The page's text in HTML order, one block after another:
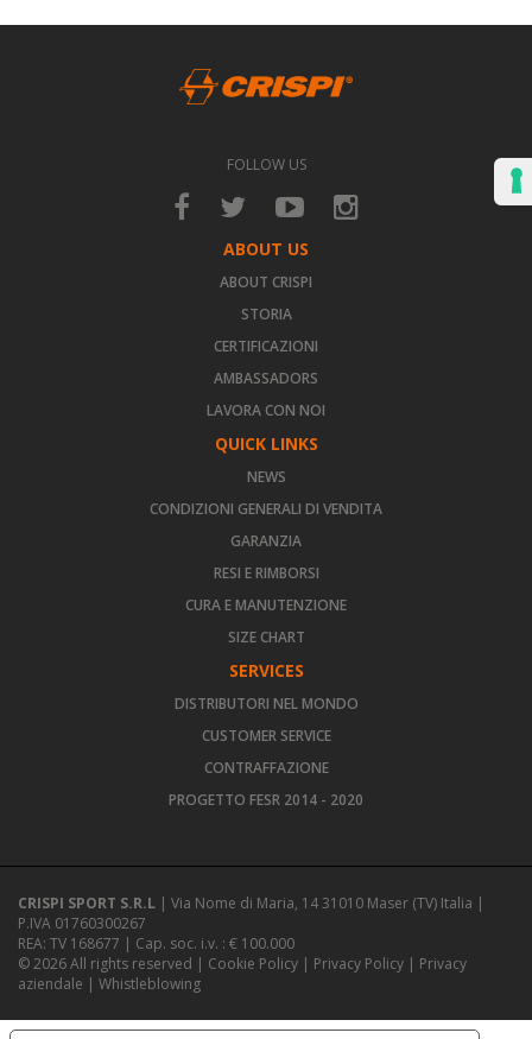
FOLLOW US
ABOUT US
ABOUT CRISPI
STORIA
CERTIFICAZIONI
AMBASSADORS
LAVORA CON NOI
QUICK LINKS
NEWS
CONDIZIONI GENERALI DI VENDITA
GARANZIA
RESI E RIMBORSI
CURA E MANUTENZIONE
SIZE CHART
SERVICES
DISTRIBUTORI NEL MONDO
CUSTOMER SERVICE
CONTRAFFAZIONE
PROGETTO FESR 2014 - 2020
CRISPI SPORT S.R.L | Via Nome di Maria, 14 31010 Maser (TV) Italia |
P.IVA 01760300267
REA: TV 168677 | Cap. soc. i.v. : € 100.000
© 2026 All rights reserved | Cookie Policy | Privacy Policy | Privacy
aziendale | Whistleblowing